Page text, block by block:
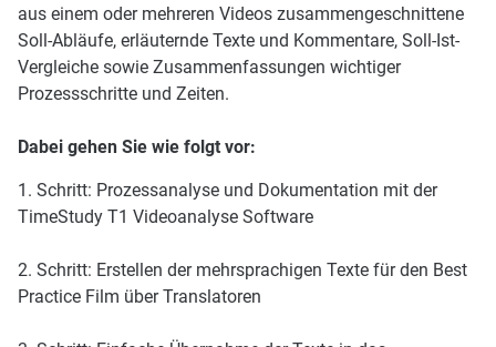
aus einem oder mehreren Videos zusammengeschnittene
Soll-Abläufe, erläuternde Texte und Kommentare, Soll-Ist-
Vergleiche sowie Zusammenfassungen wichtiger
Prozessschritte und Zeiten.
Dabei gehen Sie wie folgt vor:
1. Schritt: Prozessanalyse und Dokumentation mit der
TimeStudy T1 Videoanalyse Software
2. Schritt: Erstellen der mehrsprachigen Texte für den Best
Practice Film über Translatoren